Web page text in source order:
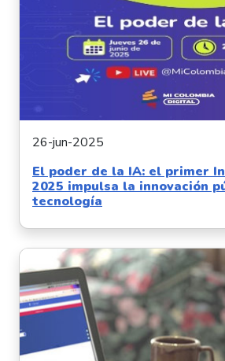
26-jun-2025
El poder de la IA: el primer
2025 impulsa la innovación
tecnología